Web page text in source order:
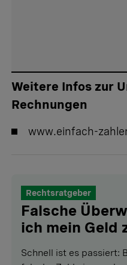
Weitere Infos zur
Rechnungen
www.einfach-
Rechtsratgeber
Falsche
ich mein Geld
Schnell ist es passiert: